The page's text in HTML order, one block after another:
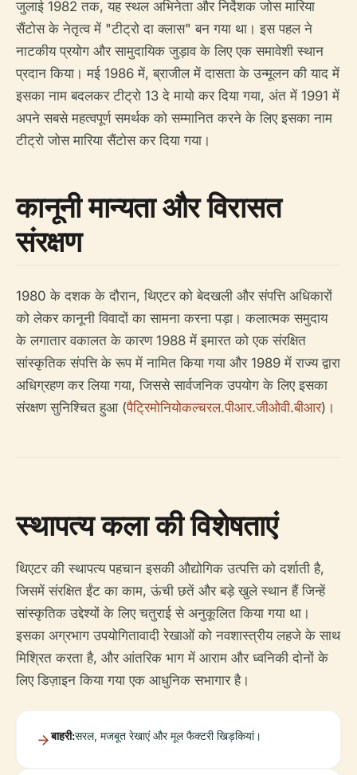
जुलाई 1982 तक, यह स्थल अभिनेता और निर्देशक जोस मारिया
सैंटोस के नेतृत्व में "टीट्रो दा क्लास" बन गया था। इस पहल ने
नाटकीय प्रयोग और सामुदायिक जुड़ाव के लिए एक समावेशी स्थान
प्रदान किया। मई 1986 में, ब्राजील में दासता के उन्मूलन की याद में
इसका नाम बदलकर टीट्रो 13 दे मायो कर दिया गया, अंत में 1991 में
अपने सबसे महत्वपूर्ण समर्थक को सम्मानित करने के लिए इसका नाम
टीट्रो जोस मारिया सैंटोस कर दिया गया।
कानूनी मान्यता और विरासत
संरक्षण
1980 के दशक के दौरान, थिएटर को बेदखली और संपत्ति अधिकारों
को लेकर कानूनी विवादों का सामना करना पड़ा। कलात्मक समुदाय
के लगातार वकालत के कारण 1988 में इमारत को एक संरक्षित
सांस्कृतिक संपत्ति के रूप में नामित किया गया और 1989 में राज्य द्वारा
अधिग्रहण कर लिया गया, जिससे सार्वजनिक उपयोग के लिए इसका
संरक्षण सुनिश्चित हुआ (पैट्रिमोनियोकल्चरल.पीआर.जीओवी.बीआर)।
स्थापत्य कला की विशेषताएं
थिएटर की स्थापत्य पहचान इसकी औद्योगिक उत्पत्ति को दर्शाती है,
जिसमें संरक्षित ईंट का काम, ऊंची छतें और बड़े खुले स्थान हैं जिन्हें
सांस्कृतिक उद्देश्यों के लिए चतुराई से अनुकूलित किया गया था।
इसका अग्रभाग उपयोगितावादी रेखाओं को नवशास्त्रीय लहजे के साथ
मिश्रित करता है, और आंतरिक भाग में आराम और ध्वनिकी दोनों के
लिए डिज़ाइन किया गया एक आधुनिक सभागार है।
बाहरी:सरल, मजबूत रेखाएं और मूल फैक्टरी खिड़कियां।